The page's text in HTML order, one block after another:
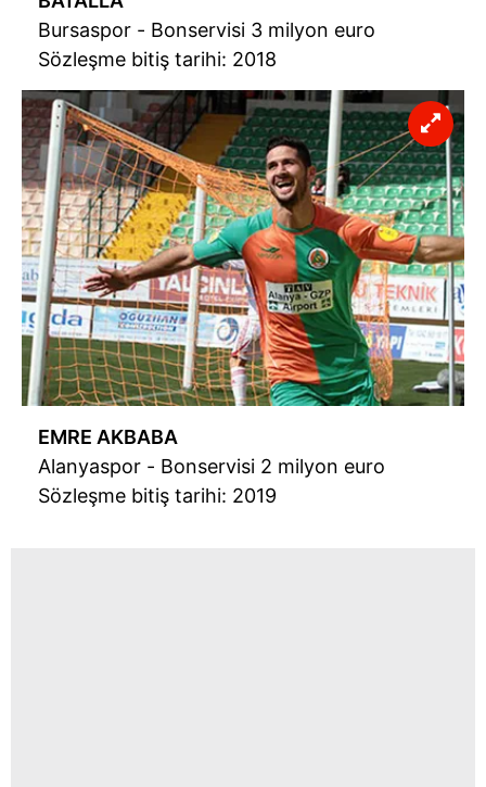
Bursaspor - Bonservisi 3 milyon euro
Sözleşme bitiş tarihi: 2018
EMRE AKBABA
Alanyaspor - Bonservisi 2 milyon euro
Sözleşme bitiş tarihi: 2019